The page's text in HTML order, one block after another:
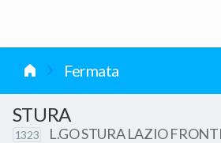
Fermata
STURA
1323 L.GO STURA LAZIO